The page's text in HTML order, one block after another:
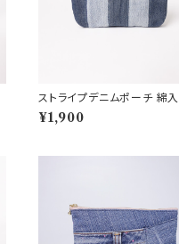
ストライプデニムポーチ 綿入
¥1,900